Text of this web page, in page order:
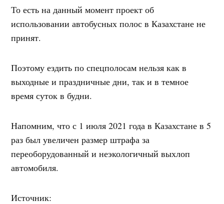
То есть на данный момент проект об
использовании автобусных полос в Казахстане не
принят.
Поэтому ездить по спецполосам нельзя как в
выходные и праздничные дни, так и в темное
время суток в будни.
Напомним, что с 1 июля 2021 года в Казахстане в 5
раз был увеличен размер штрафа за
переоборудованный и неэкологичный выхлоп
автомобиля.
Источник: